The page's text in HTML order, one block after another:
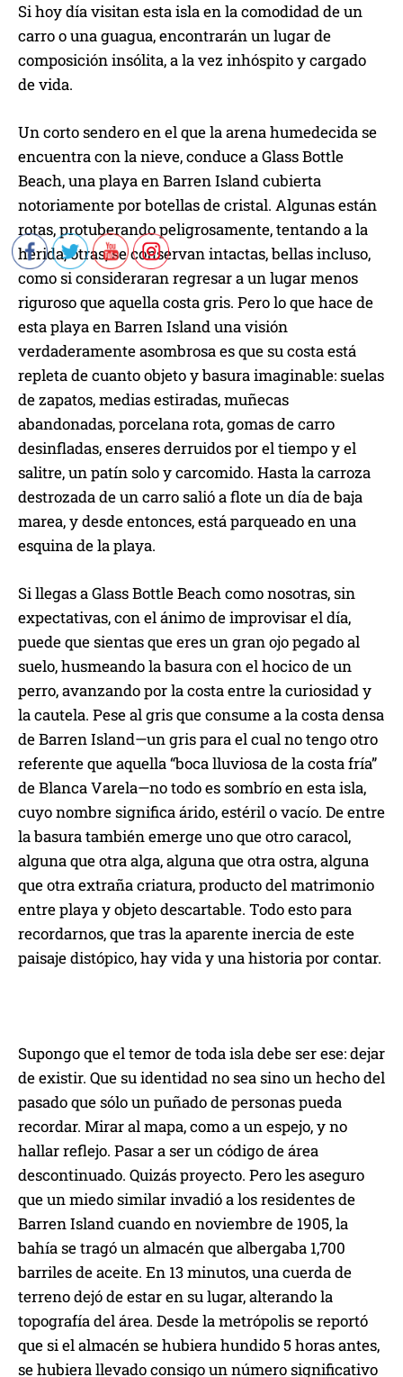
Si hoy día visitan esta isla en la comodidad de un
carro o una guagua, encontrarán un lugar de
composición insólita, a la vez inhóspito y cargado
de vida.
Un corto sendero en el que la arena humedecida se
encuentra con la nieve, conduce a Glass Bottle
Beach, una playa en Barren Island cubierta
notoriamente por botellas de cristal. Algunas están
rotas, protuberando peligrosamente, tentando a la
herida, otras, se conservan intactas, bellas incluso,
como si consideraran regresar a un lugar menos
riguroso que aquella costa gris. Pero lo que hace de
esta playa en Barren Island una visión
verdaderamente asombrosa es que su costa está
repleta de cuanto objeto y basura imaginable: suelas
de zapatos, medias estiradas, muñecas
abandonadas, porcelana rota, gomas de carro
desinfladas, enseres derruidos por el tiempo y el
salitre, un patín solo y carcomido. Hasta la carroza
destrozada de un carro salió a flote un día de baja
marea, y desde entonces, está parqueado en una
esquina de la playa.
Si llegas a Glass Bottle Beach como nosotras, sin
expectativas, con el ánimo de improvisar el día,
puede que sientas que eres un gran ojo pegado al
suelo, husmeando la basura con el hocico de un
perro, avanzando por la costa entre la curiosidad y
la cautela. Pese al gris que consume a la costa densa
de Barren Island—un gris para el cual no tengo otro
referente que aquella “boca lluviosa de la costa fría”
de Blanca Varela—no todo es sombrío en esta isla,
cuyo nombre significa árido, estéril o vacío. De entre
la basura también emerge uno que otro caracol,
alguna que otra alga, alguna que otra ostra, alguna
que otra extraña criatura, producto del matrimonio
entre playa y objeto descartable. Todo esto para
recordarnos, que tras la aparente inercia de este
paisaje distópico, hay vida y una historia por contar.
Supongo que el temor de toda isla debe ser ese: dejar
de existir. Que su identidad no sea sino un hecho del
pasado que sólo un puñado de personas pueda
recordar. Mirar al mapa, como a un espejo, y no
hallar reflejo. Pasar a ser un código de área
descontinuado. Quizás proyecto. Pero les aseguro
que un miedo similar invadió a los residentes de
Barren Island cuando en noviembre de 1905, la
bahía se tragó un almacén que albergaba 1,700
barriles de aceite. En 13 minutos, una cuerda de
terreno dejó de estar en su lugar, alterando la
topografía del área. Desde la metrópolis se reportó
que si el almacén se hubiera hundido 5 horas antes,
se hubiera llevado consigo un número significativo